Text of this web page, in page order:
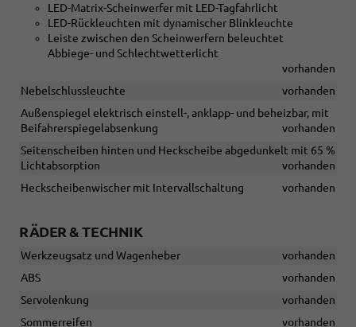
LED-Matrix-Scheinwerfer mit LED-Tagfahrlicht
LED-Rückleuchten mit dynamischer Blinkleuchte
Leiste zwischen den Scheinwerfern beleuchtet
Abbiege- und Schlechtwetterlicht
vorhanden
Nebelschlussleuchte
vorhanden
Außenspiegel elektrisch einstell-, anklapp- und beheizbar, mit
Beifahrerspiegelabsenkung
vorhanden
Seitenscheiben hinten und Heckscheibe abgedunkelt mit 65 %
Lichtabsorption
vorhanden
Heckscheibenwischer mit Intervallschaltung
vorhanden
RÄDER & TECHNIK
Werkzeugsatz und Wagenheber
vorhanden
ABS
vorhanden
Servolenkung
vorhanden
Sommerreifen
vorhanden